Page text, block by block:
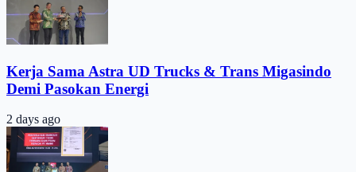
Kerja Sama Astra UD Trucks & Trans Migasindo
Demi Pasokan Energi
2 days ago